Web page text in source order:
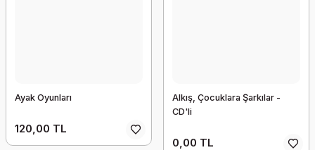
Ayak Oyunları
120,00 TL
Alkış, Çocuklara Şarkılar -
CD'li
0,00 TL